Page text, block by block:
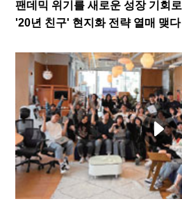
팬데믹 위기를 새로운 성장 기회로
'20년 친구' 현지화 전략 열매 맺다